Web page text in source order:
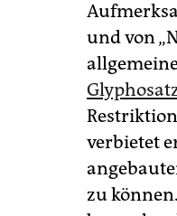
und von
verbietet
zu